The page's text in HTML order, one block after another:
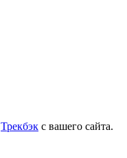
Трекбэк с вашего сайта.